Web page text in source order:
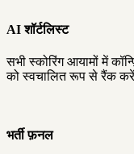
AI शॉर्टलिस्ट
सभी स्कोरिंग आयामों में
को स्वचालित रूप से रैंक
भर्ती फ़नल